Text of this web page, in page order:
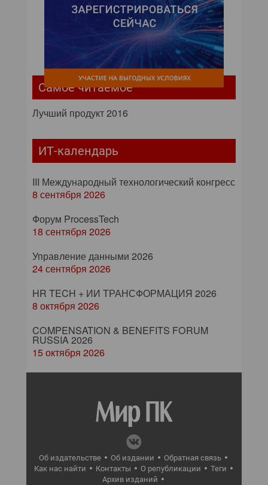
Самое читаемое
Лучший продукт 2016
ИТ-календарь
III Международный технологический конгресс
8 сентября 2026
Форум ProcessTech
18 сентября 2026
Управление данными 2026
24 сентября 2026
HR TECH + ИИ ТРАНСФОРМАЦИЯ 2026
8 октября 2026
COMPENSATION & BENEFITS FORUM
RUSSIA 2026
15 октября 2026
Об издательстве Об издании
Обратная связь
Как нас найти
Контакты О републикации
Теги
Архив изданий